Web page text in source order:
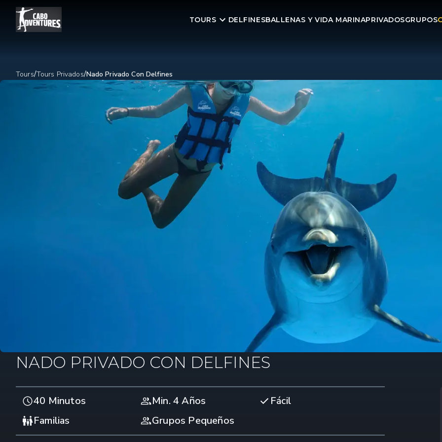
TOURS DELFINESBALLENAS Y VIDA MARINAPRIVADOSGRUPOS
Tours/Tours Privados/Nado Privado Con Delfines
NADO PRIVADO CON DELFINES
40 Minutos Min. 4 Años
Fácil
Familias
Grupos Pequeños